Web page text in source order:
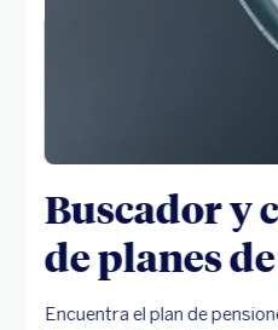
Buscador y
de planes
Encuentra el plan de